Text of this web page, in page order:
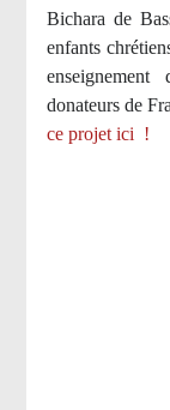
Bichara de
enfants
donateurs de
ce projet ici !